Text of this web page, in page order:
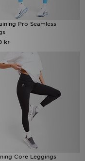
Pro Seamless
kr.
Core Leggings